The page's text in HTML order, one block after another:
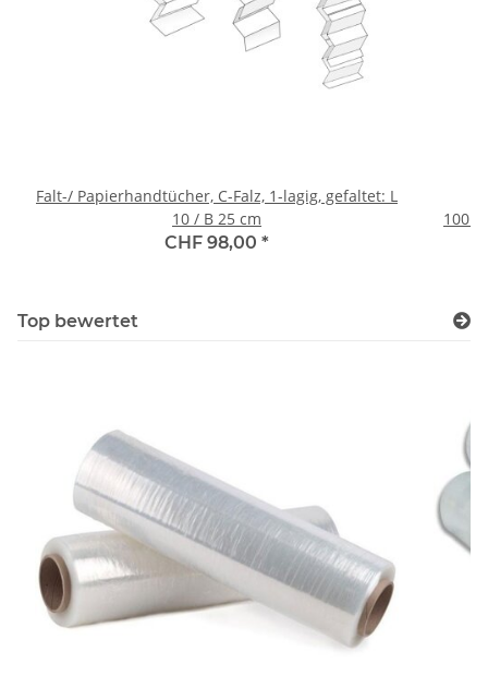
Falt-/ Papierhandtücher, C-Falz, 1-lagig, gefaltet: L
10 / B 25 cm
CHF 98,00 *
Top bewertet